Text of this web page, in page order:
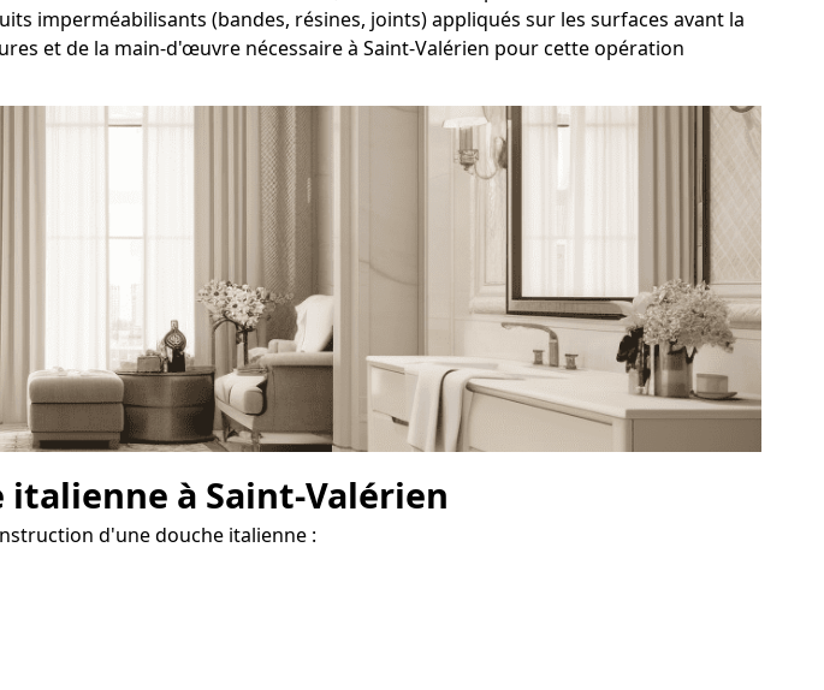
imperméabilisants (bandes, résines, joints) appliqués sur les surfaces avant la
et de la main-d'œuvre nécessaire à Saint-Valérien pour cette opération
à Saint-Valérien
d'une douche italienne :